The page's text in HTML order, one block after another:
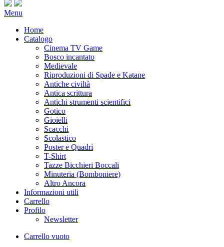
Menu
Home
Catalogo
Cinema TV Game
Bosco incantato
Medievale
Riproduzioni di Spade e Katane
Antiche civiltà
Antica scrittura
Antichi strumenti scientifici
Gotico
Gioielli
Scacchi
Scolastico
Poster e Quadri
T-Shirt
Tazze Bicchieri Boccali
Minuteria (Bomboniere)
Altro Ancora
Informazioni utili
Carrello
Profilo
Newsletter
Carrello vuoto